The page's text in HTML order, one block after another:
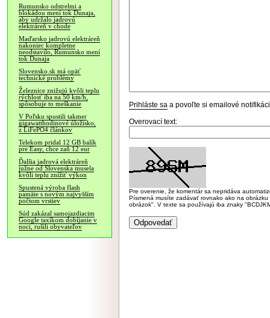
Rumunsko odstrelmi a
blokádou mení tok Dunaja,
aby udržalo jadrovú
elektráreň v chode
Maďarsko jadrovú elektráreň
nakoniec kompletne
neodstavilo, Rumunsko mení
tok Dunaja
Slovensko.sk má opäť
technické problémy
Železnice znižujú kvôli teplu
rýchlosť iba na 50 km/h,
spôsobuje to meškanie
V Poľsku spustili takmer
gigawatthodinové úložisko,
z LiFePO4 článkov
Telekom pridal 12 GB balík
pre Easy, chce zaň 12 eur
Ďalšia jadrová elektráreň
južne od Slovenska musela
kvôli teplu znížiť výkon
Spustená výroba flash
pamäte s novým najvyšším
počtom vrstiev
Súd zakázal samojazdiacim
Google taxíkom dobíjanie v
noci, rušili obyvateľov
Prihláste sa a povoľte si emailové
Overovací text:
Pre overenie, že komentár sa nepridáva
Písmená musíte zadávať rovnako ako na
obrázok". V texte sa používajú iba znaky